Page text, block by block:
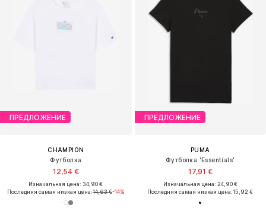
ПРЕДЛОЖЕНИЕ
CHAMPION
Футболка
12,54 €
Изначальная цена: 34,90 €
Последняя самая низкая цена:14,63 €-14%
ПРЕДЛОЖЕНИЕ
PUMA
Футболка 'Essentials'
17,91 €
Изначальная цена: 24,90 €
Последняя самая низкая цена:15,92 €